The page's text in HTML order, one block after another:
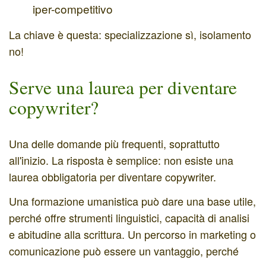
iper-competitivo
La chiave è questa: specializzazione sì, isolamento
no!
Serve una laurea per diventare
copywriter?
Una delle domande più frequenti, soprattutto
all'inizio. La risposta è semplice: non esiste una
laurea obbligatoria per diventare copywriter.
Una formazione umanistica può dare una base utile,
perché offre strumenti linguistici, capacità di analisi
e abitudine alla scrittura. Un percorso in marketing o
comunicazione può essere un vantaggio, perché